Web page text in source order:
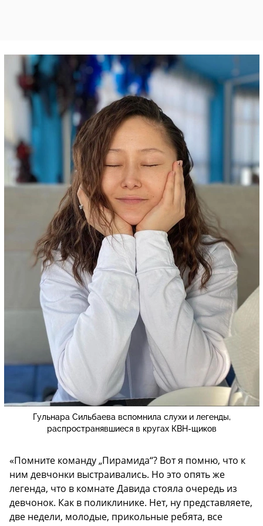
Гульнара Сильбаева вспомнила слухи и легенды,
распространявшиеся в кругах КВН-щиков
«Помните команду „Пирамида“? Вот я помню, что к
ним девчонки выстраивались. Но это опять же
легенда, что в комнате Давида стояла очередь из
девчонок. Как в поликлинике. Нет, ну представляете,
две недели, молодые, прикольные ребята, все